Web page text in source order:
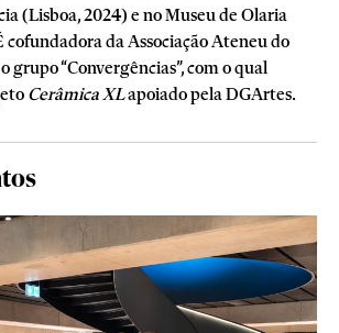
(Lisboa, 2024) e no Museu de Olaria
cofundadora da Associação Ateneu do
grupo “Convergências”, com o qual
Cerâmica XLapoiado pela DGArtes.